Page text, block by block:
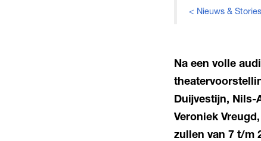
< Nieuws & Stories
Na een volle
Duijvestijn, Nils-
Veroniek
zullen van 7 t/m